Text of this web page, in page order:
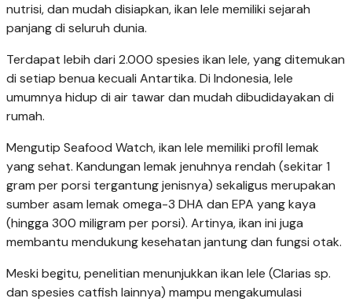
nutrisi, dan mudah disiapkan, ikan lele memiliki sejarah
panjang di seluruh dunia.
Terdapat lebih dari 2.000 spesies ikan lele, yang ditemukan
di setiap benua kecuali Antartika. Di Indonesia, lele
umumnya hidup di air tawar dan mudah dibudidayakan di
rumah.
Mengutip Seafood Watch, ikan lele memiliki profil lemak
yang sehat. Kandungan lemak jenuhnya rendah (sekitar 1
gram per porsi tergantung jenisnya) sekaligus merupakan
sumber asam lemak omega-3 DHA dan EPA yang kaya
(hingga 300 miligram per porsi). Artinya, ikan ini juga
membantu mendukung kesehatan jantung dan fungsi otak.
Meski begitu, penelitian menunjukkan ikan lele (Clarias sp.
dan spesies catfish lainnya) mampu mengakumulasi